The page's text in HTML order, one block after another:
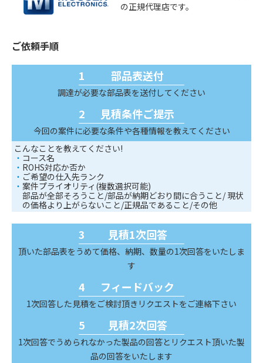
の正規代理店です。
ご依頼手順
部品表送付
調達が必要な部品表を送付してください
見積条件ご提示
今回の案件に必要な条件や各種情報を教えてください
こんなことを教えてください!
コース名
ROHS対応か否か
ご希望の仕入先ランク
案件プライオリティ(複数選択可能)
部品が全部そろうこと/部品が納期どおり間に合うこと/ 現状
の価格より上がらないこと/正規品であること/その他
見積1次回答
頂いた部品表をうめて価格、納期、数量の1次回答をいたしま
す
フィードバック
1次回答した見積をご検討頂きリクエストをご連絡下さい
見積2次回答
1次回答でうめられなかった製品の回答とリクエスト頂いた製
品の回答をいたします